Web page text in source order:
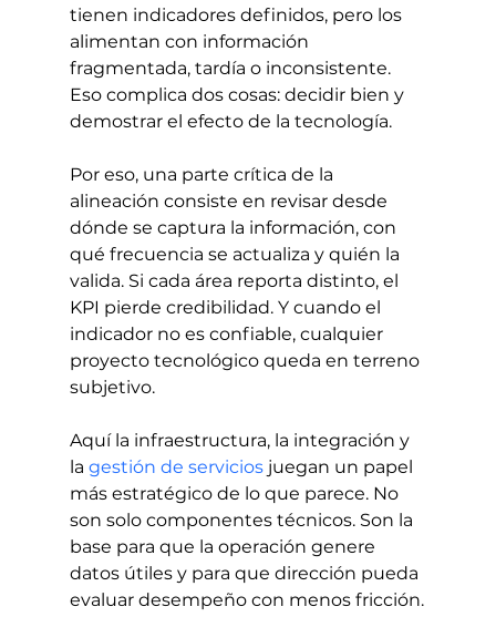
tienen indicadores definidos, pero los
alimentan con información
fragmentada, tardía o inconsistente.
Eso complica dos cosas: decidir bien y
demostrar el efecto de la tecnología.
Por eso, una parte crítica de la
alineación consiste en revisar desde
dónde se captura la información, con
qué frecuencia se actualiza y quién la
valida. Si cada área reporta distinto, el
KPI pierde credibilidad. Y cuando el
indicador no es confiable, cualquier
proyecto tecnológico queda en terreno
subjetivo.
Aquí la infraestructura, la integración y
la gestión de servicios juegan un papel
más estratégico de lo que parece. No
son solo componentes técnicos. Son la
base para que la operación genere
datos útiles y para que dirección pueda
evaluar desempeño con menos fricción.